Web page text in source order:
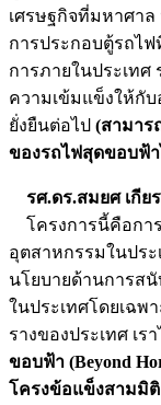
เศรษฐกิจที่มหาศา
การประกอบตู้รถไ
การภายในประเทศ
ความเข้มแข็งให้กั
ยั่งยืนต่อไป (สามาร
ของรถไฟสุดขอบฟ้
รศ.ดร.สมยศ เกีย
โครงการนี้คือกา
อุตสาหกรรมในประ
นโยบายด้านการส
ในประเทศโดยเฉ
รางของประเทศ เร
ขอบฟ้า (Beyond
โครงข้อแข็งสามมิติ